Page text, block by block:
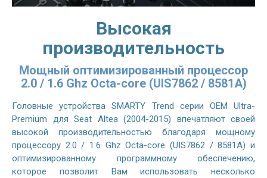
Высокая
производительность
Мощный оптимизированный процессор
2.0 / 1.6 Ghz Octa-core (UIS7862 / 8581A)
Головные устройства SMARTY Trend серии OEM Ultra-
Premium для Seat Altea (2004-2015) впечатляют своей
высокой производительностью благодаря мощному
процессору 2.0 / 1.6 Ghz Octa-core (UIS7862 / 8581A) и
оптимизированному программному обеспечению,
которое позволит Вам использовать несколько